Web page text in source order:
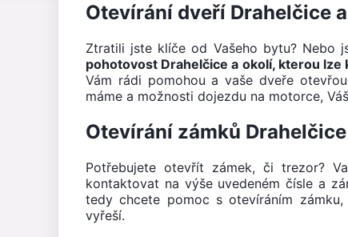
Otevírání dveří Drahelčice
Ztratili jste klíče od Vašeho bytu? Nebo
pohotovost Drahelčice a okolí, kterou
Vám rádi pomohou a vaše dveře
máme a možnosti dojezdu na motorce,
Otevírání zámků
Potřebujete otevřít zámek, či trezor?
kontaktovat na výše uvedeném čísle a
tedy chcete pomoc s otevíráním
vyřeší.